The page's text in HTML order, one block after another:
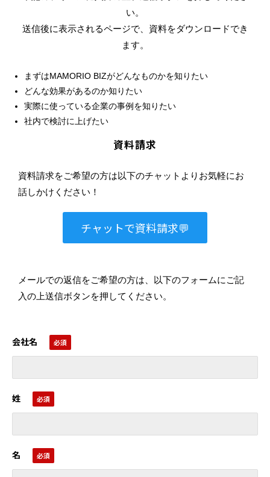
い。
送信後に表示されるページで、資料をダウンロードでき
ます。
まずはMAMORIO BIZがどんなものかを知りたい
どんな効果があるのか知りたい
実際に使っている企業の事例を知りたい
社内で検討に上げたい
資料請求
資料請求をご希望の方は以下のチャットよりお気軽にお
話しかけください！
チャットで資料請求💬
メールでの返信をご希望の方は、以下のフォームにご記
入の上送信ボタンを押してください。
会社名
姓
名